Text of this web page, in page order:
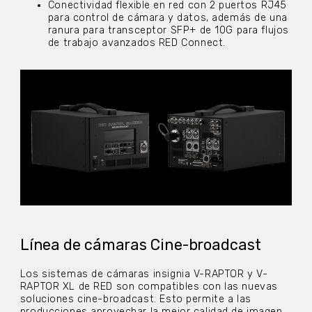
Conectividad flexible en red con 2 puertos RJ45
para control de cámara y datos, además de una
ranura para transceptor SFP+ de 10G para flujos
de trabajo avanzados RED Connect.
Línea de cámaras Cine-broadcast
Los sistemas de cámaras insignia V-RAPTOR y V-
RAPTOR XL de RED son compatibles con las nuevas
soluciones cine-broadcast. Esto permite a las